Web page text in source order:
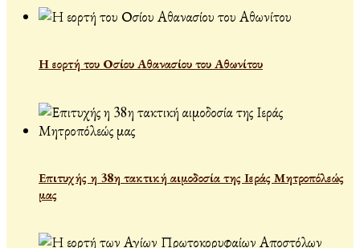
Η εορτή του Οσίου Αθανασίου του Αθωνίτου
Επιτυχής η 38η τακτική αιμοδοσία της Ιεράς Μητροπόλεώς
μας